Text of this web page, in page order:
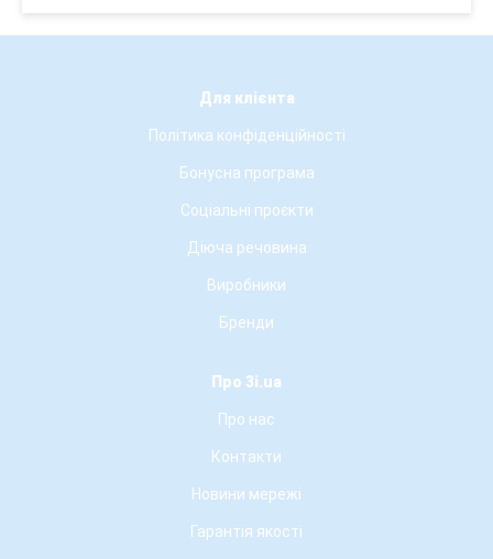
Для клієнта
Політика конфіденційності
Бонусна програма
Соціальні проєкти
Діюча речовина
Виробники
Бренди
Про 3i.ua
Про нас
Контакти
Новини мережі
Гарантія якості